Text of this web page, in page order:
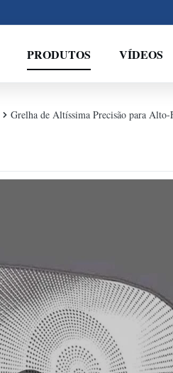
PRODUTOS VÍDEOS
Grelha de Altíssima Precisão para